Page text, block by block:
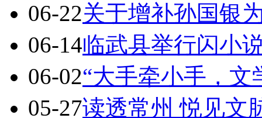
06-22关于增补孙国银
06-14临武县举行闪小
06-02“大手牵小手，
05-27读透常州 悦见